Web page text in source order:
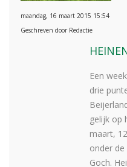
maandag, 16 maart 2015 15:54
Geschreven door Redactie
Een
drie
gelijk op
maart,
onder de
Goch.